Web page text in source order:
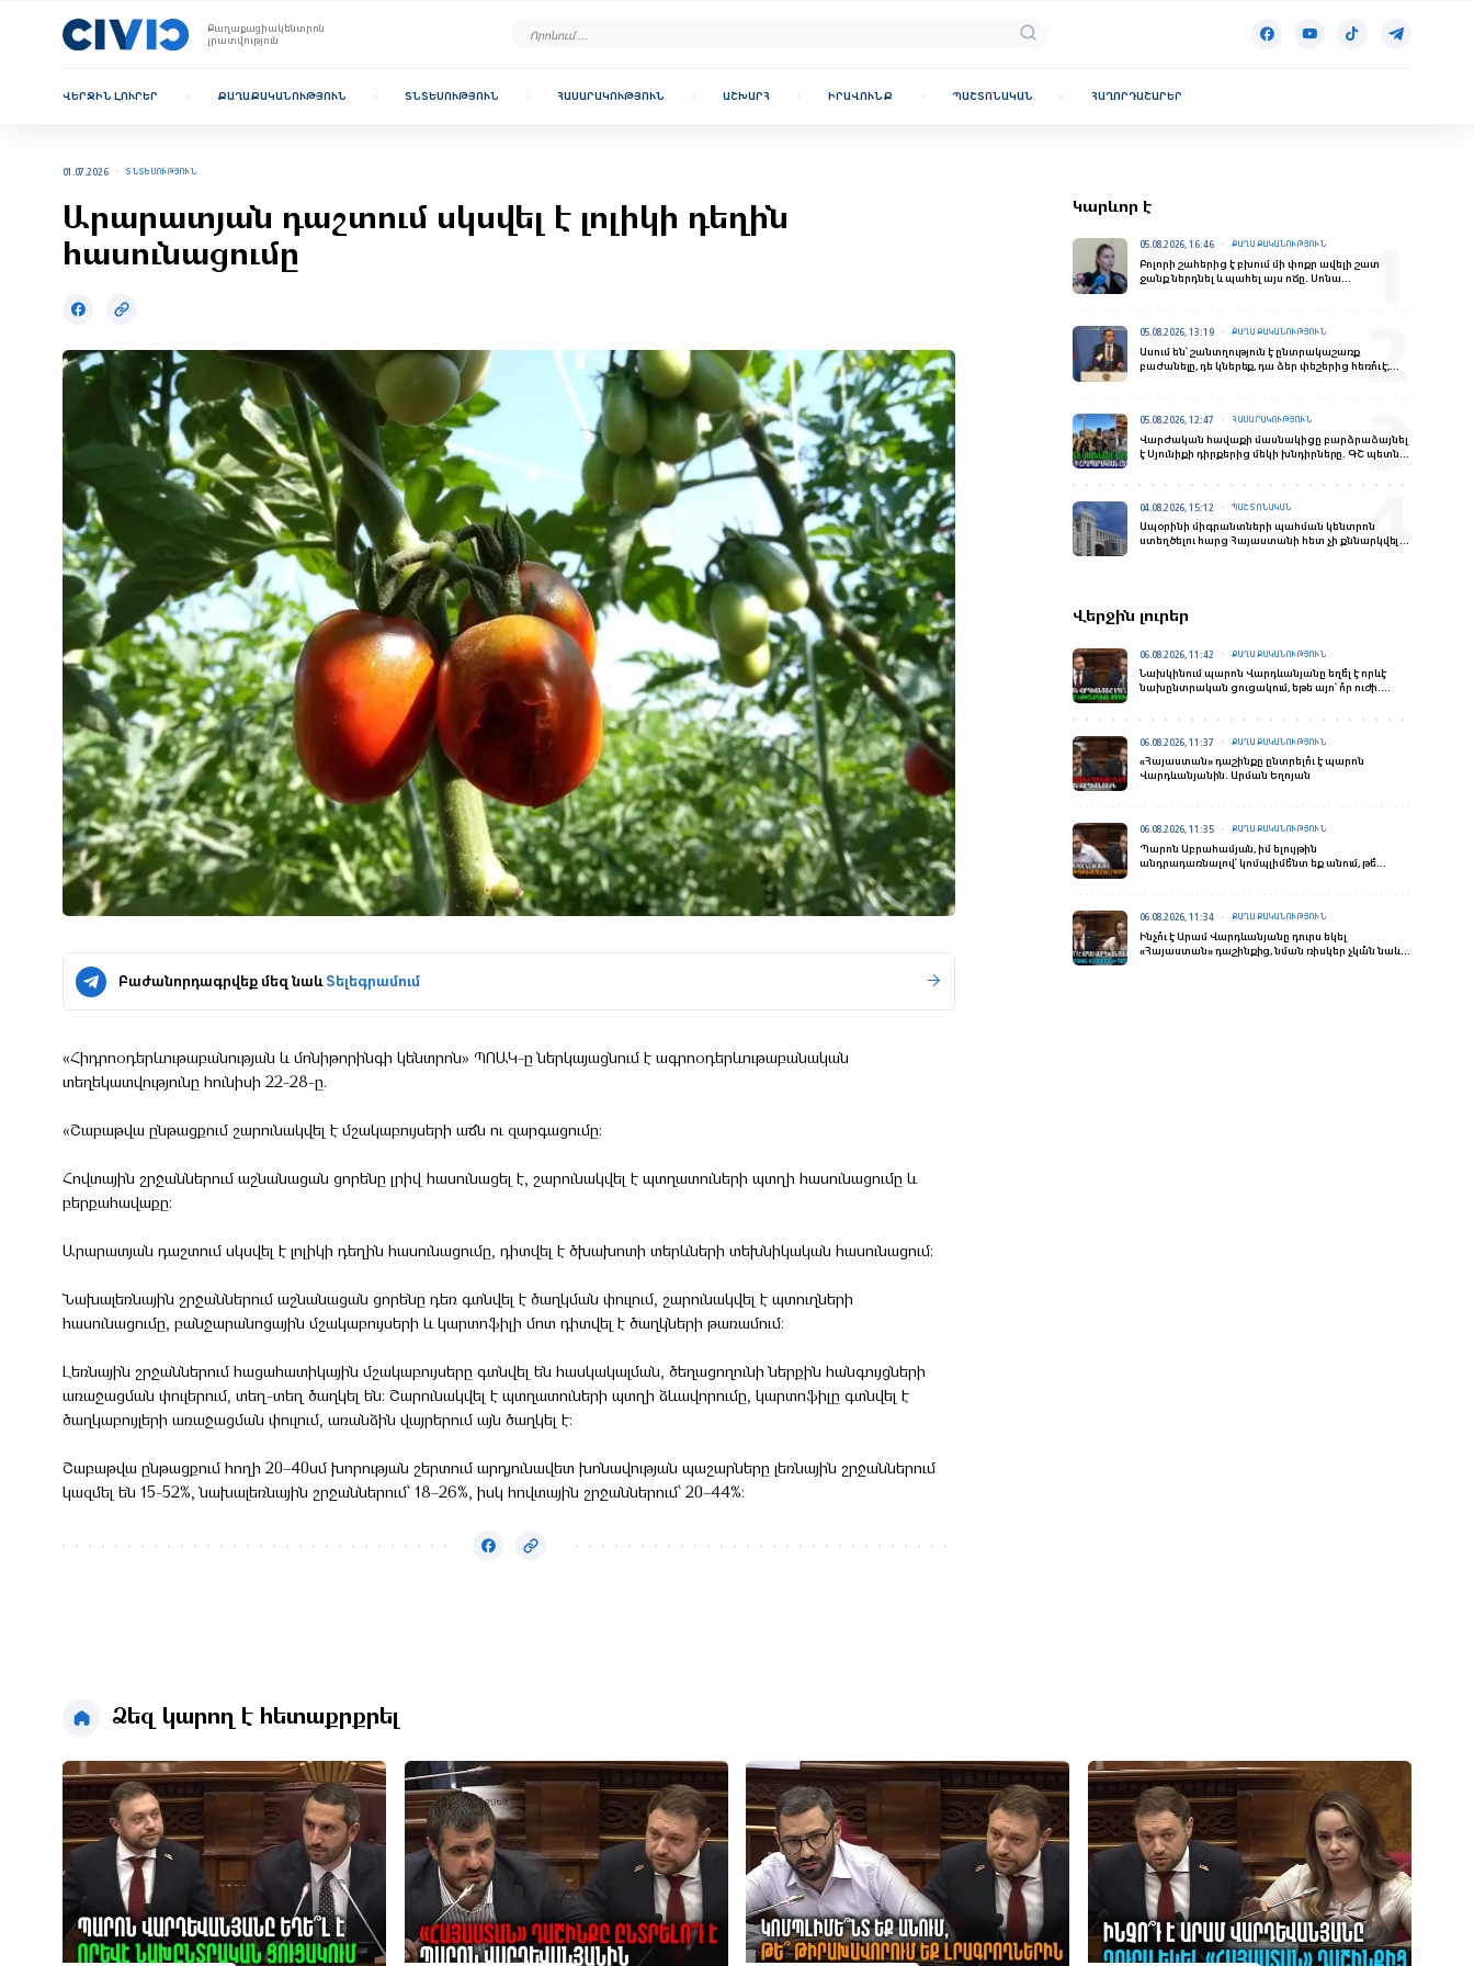
Քաղաքացիակենտրոն
լրատվություն
ՎԵՐՋԻՆ ԼՈՒՐԵՐ ՔԱՂԱՔԱԿԱՆՈՒԹՅՈՒՆ ՏՆՏԵՍՈՒԹՅՈՒՆ ՀԱՍԱՐԱԿՈՒԹՅՈՒՆ ԱՇԽԱՐՀ ԻՐԱՎՈՒՆՔ ՊԱՇՏՈՆԱԿԱՆ ՀԱՂՈՐԴԱՇԱՐԵՐ
01.07.2026 ՏՆՏԵՍՈՒԹՅՈՒՆ
Արարատյան դաշտում սկսվել է լոլիկի դեղին
հասունացումը
Բաժանորդագրվեք մեզ նաևՏելեգրամում
«Հիդրոօդերևութաբանության և մոնիթորինգի կենտրոն» ՊՈԱԿ-ը ներկայացնում է ագրոօդերևութաբանական
տեղեկատվությունը հունիսի 22-28-ը.
«Շաբաթվա ընթացքում շարունակվել է մշակաբույսերի աճն ու զարգացումը։
Հովտային շրջաններում աշնանացան ցորենը լրիվ հասունացել է, շարունակվել է պտղատուների պտղի հասունացումը և
բերքահավաքը։
Արարատյան դաշտում սկսվել է լոլիկի դեղին հասունացումը, դիտվել է ծխախոտի տերևների տեխնիկական հասունացում։
Նախալեռնային շրջաններում աշնանացան ցորենը դեռ գտնվել է ծաղկման փուլում, շարունակվել է պտուղների
հասունացումը, բանջարանոցային մշակաբույսերի և կարտոֆիլի մոտ դիտվել է ծաղկների թառամում։
Լեռնային շրջաններում հացահատիկային մշակաբույսերը գտնվել են հասկակալման, ծեղացողունի ներքին հանգույցների
առաջացման փուլերում, տեղ-տեղ ծաղկել են։ Շարունակվել է պտղատուների պտղի ձևավորումը, կարտոֆիլը գտնվել է
ծաղկաբույլերի առաջացման փուլում, առանձին վայրերում այն ծաղկել է։
Շաբաթվա ընթացքում հողի 20–40սմ խորության շերտում արդյունավետ խոնավության պաշարները լեռնային շրջաններում
կազմել են 15-52%, նախալեռնային շրջաններում՝ 18–26%, իսկ հովտային շրջաններում՝ 20–44%։
Կարևոր է
05.08.2026, 16:46 ՔԱՂԱՔԱԿԱՆՈՒԹՅՈՒՆ
Բոլորի շահերից է բխում մի փոքր ավելի շատ
ջանք ներդնել և պահել այս ոճը․ Սոնա
05.08.2026, 13:19 ՔԱՂԱՔԱԿԱՆՈՒԹՅՈՒՆ
Ասում են՝ շանտղություն է ընտրակաշառք
բաժանելը, դե կներեք, դա ձեր փեշերից հեռո՞ւ է,
05.08.2026, 12:47 ՀԱՍԱՐԱԿՈՒԹՅՈՒՆ
Վարժական հավաքի մասնակիցը բարձրաձայնել
է Սյունիքի դիրքերից մեկի խնդիրները. ԳՇ պետն
04.08.2026, 15:12 ՊԱՇՏՈՆԱԿԱՆ
Ապօրինի միգրանտների պահման կենտրոն
ստեղծելու հարց Հայաստանի հետ չի քննարկվել.
Վերջին լուրեր
06.08.2026, 11:42 ՔԱՂԱՔԱԿԱՆՈՒԹՅՈՒՆ
Նախկինում պարոն Վարդևանյանը եղե՞լ է որևէ
նախընտրական ցուցակում, եթե այո՝ ո՞ր ուժի.
06.08.2026, 11:37 ՔԱՂԱՔԱԿԱՆՈՒԹՅՈՒՆ
«Հայաստան» դաշինքը ընտրելո՞ւ է պարոն
Վարդևանյանին. Արման Եղոյան
06.08.2026, 11:35 ՔԱՂԱՔԱԿԱՆՈՒԹՅՈՒՆ
Պարոն Աբրահամյան, իմ ելույթին
անդրադառնալով՝ կոմպլիմե՞նտ եք անում, թե՞
06.08.2026, 11:34 ՔԱՂԱՔԱԿԱՆՈՒԹՅՈՒՆ
Ինչո՞ւ է Արամ Վարդևանյանը դուրս եկել
«Հայաստան» դաշինքից, նման ռիսկեր չկա՞ն նաև
Ձեզ կարող է հետաքրքրել